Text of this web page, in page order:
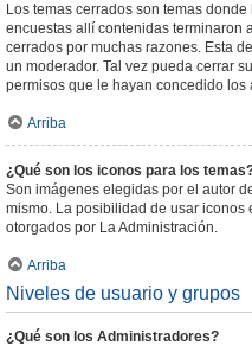
Los temas cerrados son temas
encuestas allí contenidas terminaron
cerrados por muchas razones. Esta
un moderador. Tal vez pueda cerrar
permisos que le hayan concedido los
Arriba
¿Qué son los iconos para los
Son imágenes elegidas por el autor
mismo. La posibilidad de usar
otorgados por La Administración.
Arriba
Niveles de usuario y grupos
¿Qué son los Administradores?